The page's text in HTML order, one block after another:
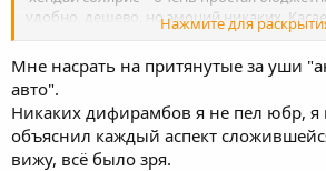
удобно, дешево, но эмоций никаких.
ищите да обрящете, я прошлой осенью
агрегат взял за 65 деревянных, причем
идеи покупки до самой покупки прошло
Нажмите для
Мне насрать на притянутые за уши
авто".
Никаких дифирамбов я не пел юбр, я
объяснил каждый аспект
вижу, всё было зря.